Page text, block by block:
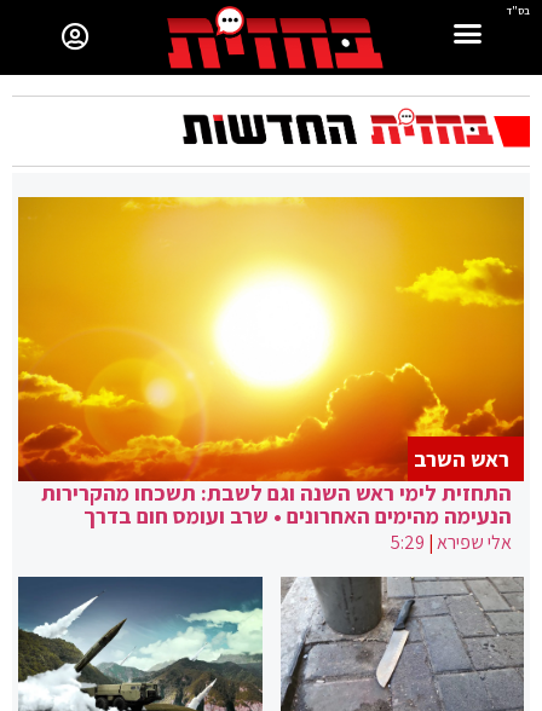
בס"ד
התחזית לימי ראש השנה וגם לשבת: תשכחו מהקרירות
הנעימה מהימים האחרונים • שרב ועומס חום בדרך
אלי שפירא|
5:29
ראש השרב